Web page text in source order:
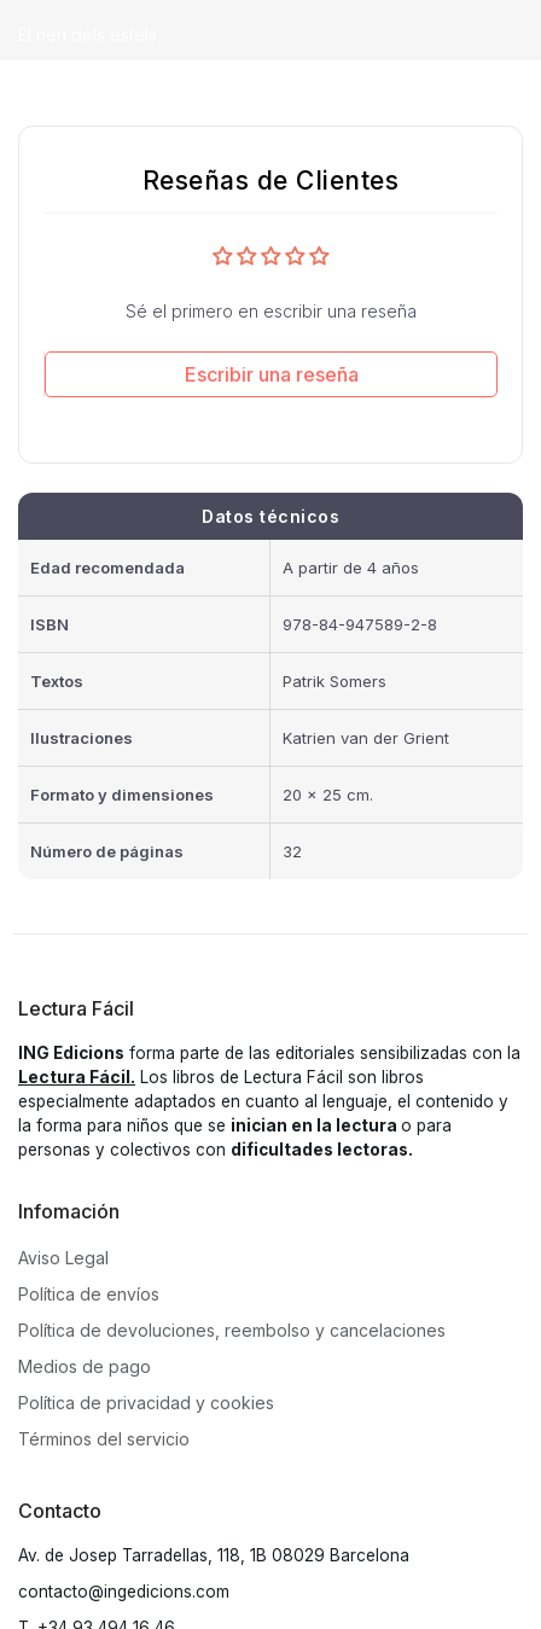
Reseñas de Clientes
Sé el primero en escribir una reseña
Escribir una reseña
Datos técnicos
Edad recomendada A partir de 4 años
ISBN 978-84-947589-2-8
Textos Patrik Somers
Ilustraciones Katrien van der Grient
Formato y dimensiones 20 x 25 cm.
Número de páginas 32
Lectura Fácil
ING Edicions forma parte de las editoriales sensibilizadas con la
Lectura Fácil. Los libros de Lectura Fácil son libros
especialmente adaptados en cuanto al lenguaje, el contenido y
la forma para niños que se inician en la lectura o para
personas y colectivos con dificultades lectoras.
Infomación
Aviso Legal
Política de envíos
Política de devoluciones, reembolso y cancelaciones
Medios de pago
Política de privacidad y cookies
Términos del servicio
Contacto
Av. de Josep Tarradellas, 118, 1B 08029 Barcelona
contacto@ingedicions.com